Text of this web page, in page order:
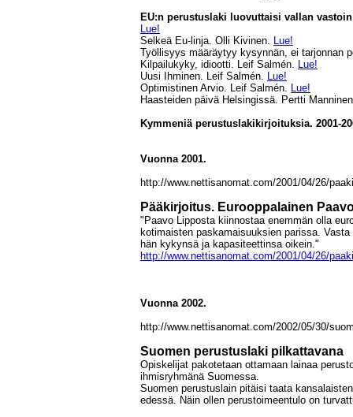
EU:n perustuslaki luovuttaisi vallan
Lue!
Selkeä Eu-linja. Olli Kivinen. Lue!
Työllisyys määräytyy kysynnän, ei tarjonnan
Kilpailukyky, idiootti. Leif Salmén. Lue!
Uusi Ihminen. Leif Salmén. Lue!
Optimistinen Arvio. Leif Salmén. Lue!
Haasteiden päivä Helsingissä. Pertti
Kymmeniä perustuslakikirjoituksia. 2001-
Vuonna 2001.
http://www.nettisanomat.com/2001/04/26/
Pääkirjoitus. Eurooppalainen
"Paavo Lipposta kiinnostaa enemmän olla
kotimaisten paskamaisuuksien parissa.
hän kykynsä ja kapasiteettinsa oikein."
http://www.nettisanomat.com/2001/04/26/
Vuonna 2002.
http://www.nettisanomat.com/2002/05/30/
Suomen perustuslaki pilkattavana
Opiskelijat pakotetaan ottamaan lainaa
ihmisryhmänä Suomessa.
Suomen perustuslain pitäisi taata
edessä. Näin ollen perustoimeentulo on